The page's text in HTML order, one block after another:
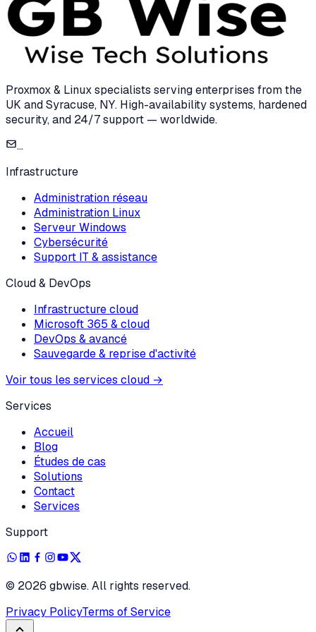
Proxmox & Linux specialists serving enterprises from the
UK and Syracuse, NY. High-availability systems, hardened
security, and 24/7 support — worldwide.
...
Infrastructure
Administration réseau
Administration Linux
Serveur Windows
Cybersécurité
Support IT & assistance
Cloud & DevOps
Infrastructure cloud
Microsoft 365 & cloud
DevOps & avancé
Sauvegarde & reprise d'activité
Voir tous les services cloud →
Services
Accueil
Blog
Études de cas
Solutions
Contact
Services
Support
© 2026 gbwise. All rights reserved.
Privacy PolicyTerms of Service